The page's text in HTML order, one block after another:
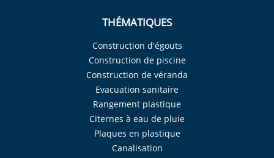
THÉMATIQUES
Construction d'égouts
Construction de piscine
Construction de véranda
Evacuation sanitaire
Rangement plastique
Citernes à eau de pluie
Plaques en plastique
Canalisation